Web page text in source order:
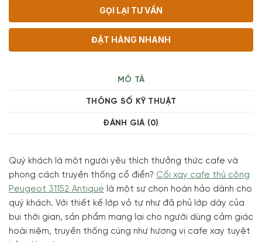
GỌI LẠI TƯ VẤN
ĐẶT HÀNG NHANH
MÔ TẢ
THÔNG SỐ KỸ THUẬT
ĐÁNH GIÁ (0)
Quý khách là một người yêu thích thưởng thức cafe và
phong cách truyền thống cổ điển? Cối xay cafe thủ công
Peugeot 31152 Antique là một sự chọn hoàn hảo dành cho
quý khách. Với thiết kế lớp vỏ tự như đã phủ lớp dày của
bụi thời gian, sản phẩm mang lại cho người dùng cảm giác
hoài niệm, truyền thống cùng như hương vị cafe xay tuyệt